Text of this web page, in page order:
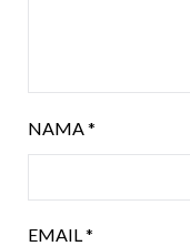
NAMA *
EMAIL *